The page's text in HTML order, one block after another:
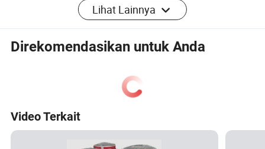
Menyempurnakan merek melalui pencetakan dan
kemasan logo yang dikustomisasi, membuat
gambar yang profesional dan khas untuk produk
Anda.
spesifikasi
Lihat Lainnya
Direkomendasikan untuk Anda
Video Terkait